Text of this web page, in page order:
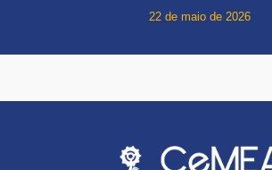
22 de maio de 2026